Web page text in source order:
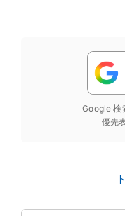
Google 検
優先